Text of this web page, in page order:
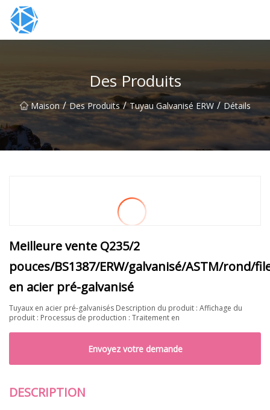
Des Produits
Maison / Des Produits / Tuyau Galvanisé ERW / Détails
Meilleure vente Q235/2
pouces/BS1387/ERW/galvanisé/ASTM/
en acier pré-galvanisé
Tuyaux en acier pré-galvanisés Description du produit : Affichage du
produit : Processus de production : Traitement en
Envoyez votre demande
DESCRIPTION